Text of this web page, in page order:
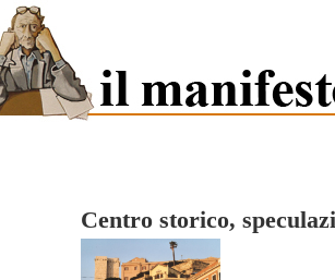
Centro storico,